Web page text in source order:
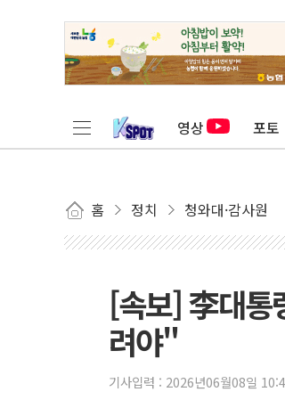
영상 포토
홈 정치 청와대·감사원
[속보] 李대통
려야"
기사입력 : 2026년06월08일